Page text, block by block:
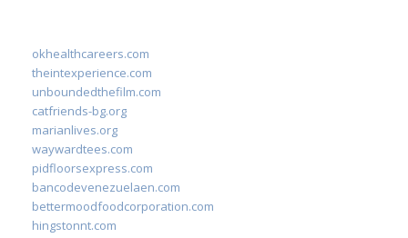
okhealthcareers.com
theintexperience.com
unboundedthefilm.com
catfriends-bg.org
marianlives.org
waywardtees.com
pidfloorsexpress.com
bancodevenezuelaen.com
bettermoodfoodcorporation.com
hingstonnt.com